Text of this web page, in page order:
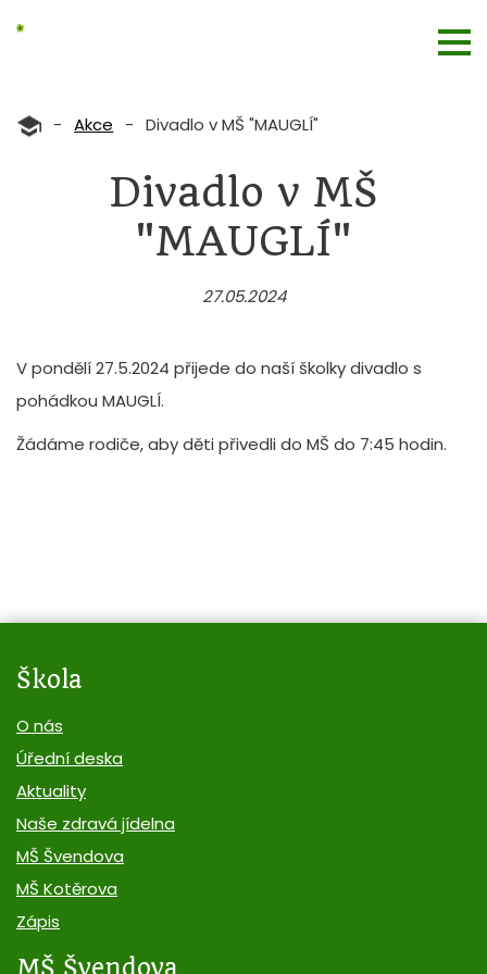
- Akce - Divadlo v MŠ "MAUGLÍ"
Divadlo v MŠ
"MAUGLÍ"
27.05.2024
V pondělí 27.5.2024 přijede do naší školky divadlo s
pohádkou MAUGLÍ.
Žádáme rodiče, aby děti přivedli do MŠ do 7:45 hodin.
Škola
O nás
Úřední deska
Aktuality
Naše zdravá jídelna
MŠ Švendova
MŠ Kotěrova
Zápis
MŠ Švendova